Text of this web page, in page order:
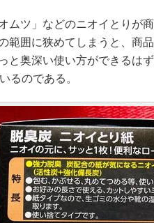
ムツ」などのニオイとりが
範囲に狭めてしまうと、商
と奥深い使い方ができるは
るのである。